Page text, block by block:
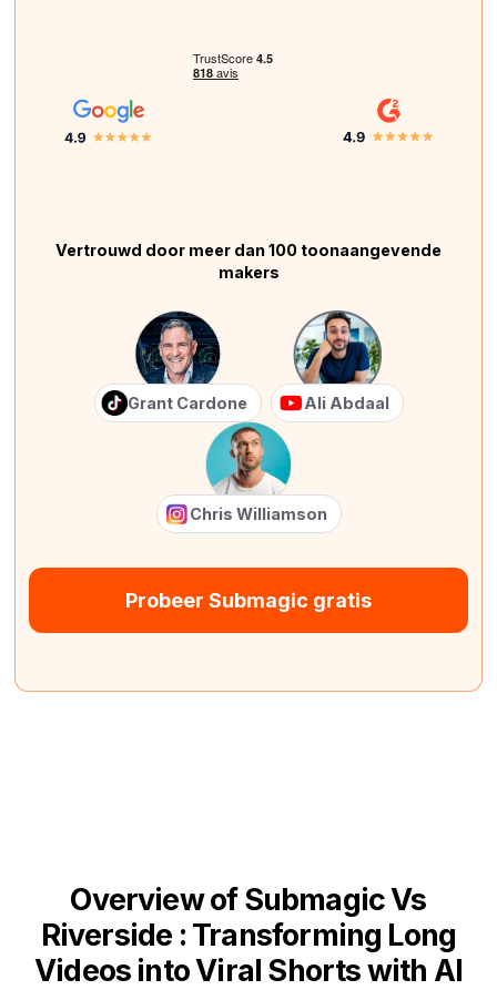
Vertrouwd door meer dan 100 toonaangevende
makers
Grant Cardone Ali Abdaal
Chris Williamson
Probeer Submagic gratis
Overview of Submagic Vs
Riverside : Transforming Long
Videos into Viral Shorts with AI